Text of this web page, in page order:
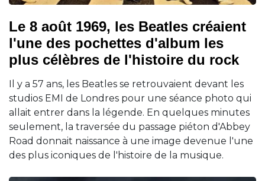
Le 8 août 1969, les Beatles créaient
l'une des pochettes d'album les
plus célèbres de l'histoire du rock
Il y a 57 ans, les Beatles se retrouvaient devant les
studios EMI de Londres pour une séance photo qui
allait entrer dans la légende. En quelques minutes
seulement, la traversée du passage piéton d'Abbey
Road donnait naissance à une image devenue l'une
des plus iconiques de l'histoire de la musique.